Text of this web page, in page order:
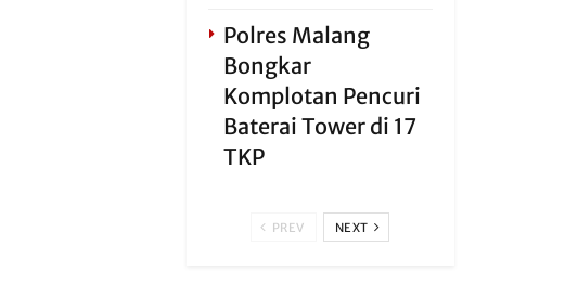
Polres Malang
Bongkar
Komplotan Pencuri
Baterai Tower di 17
TKP
PREV NEXT